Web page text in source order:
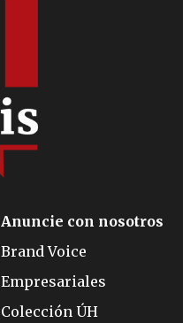
Anuncie con nosotros
Brand Voice
Empresariales
Colección ÚH